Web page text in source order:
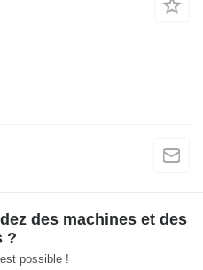
des machines et des
?
possible !